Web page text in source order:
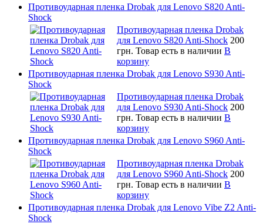
Противоударная пленка Drobak для Lenovo S820 Anti-
Shock
Противоударная пленка Drobak
для Lenovo S820 Anti-Shock 200
грн. Товар есть в наличии В
корзину
Противоударная пленка Drobak для Lenovo S930 Anti-
Shock
Противоударная пленка Drobak
для Lenovo S930 Anti-Shock 200
грн. Товар есть в наличии В
корзину
Противоударная пленка Drobak для Lenovo S960 Anti-
Shock
Противоударная пленка Drobak
для Lenovo S960 Anti-Shock 200
грн. Товар есть в наличии В
корзину
Противоударная пленка Drobak для Lenovo Vibe Z2 Anti-
Shock